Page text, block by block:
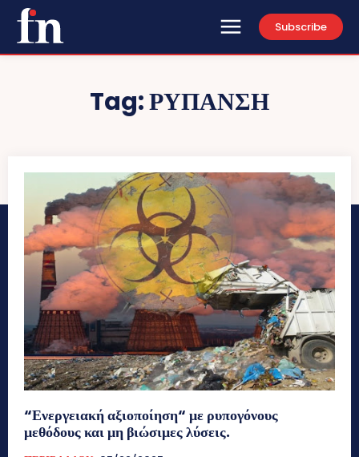
Subscribe
Tag:ΡΥΠΑΝΣΗ
“Ενεργειακή αξιοποίηση“ με ρυπογόνους
μεθόδους και μη βιώσιμες λύσεις.